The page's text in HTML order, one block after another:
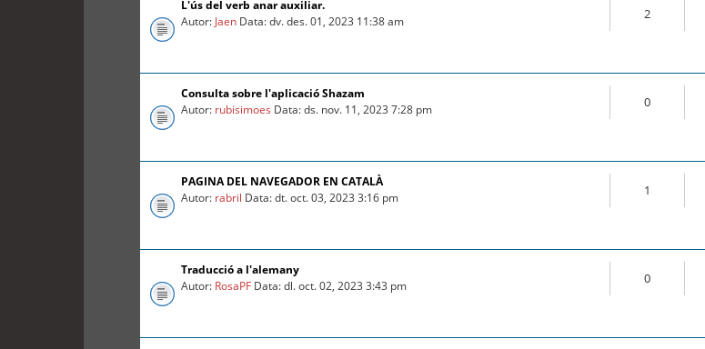
L'ús del verb anar auxiliar.
Autor: Jaen Data: dv. des. 01, 2023 11:38 am 2
Consulta sobre l'aplicació Shazam
Autor: rubisimoes Data: ds. nov. 11, 2023 7:28 pm 0
PAGINA DEL NAVEGADOR EN CATALÀ
Autor: rabril Data: dt. oct. 03, 2023 3:16 pm 1
Traducció a l'alemany
Autor: RosaPF Data: dl. oct. 02, 2023 3:43 pm 0